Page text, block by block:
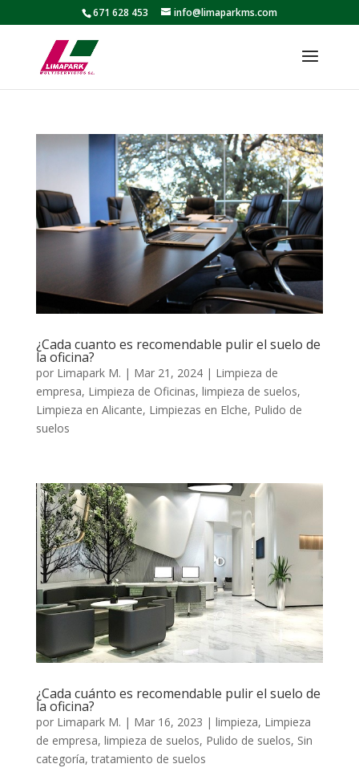
671 628 453 info@limaparkms.com
¿Cada cuanto es recomendable pulir el suelo de
la oficina?
por Limapark M. | Mar 21, 2024| Limpieza de
empresa, Limpieza de Oficinas, limpieza de suelos,
Limpieza en Alicante, Limpiezas en Elche, Pulido de
suelos
¿Cada cuánto es recomendable pulir el suelo de
la oficina?
por Limapark M. | Mar 16, 2023 | limpieza, Limpieza
de empresa, limpieza de suelos, Pulido de suelos, Sin
categoría,tratamiento de suelos